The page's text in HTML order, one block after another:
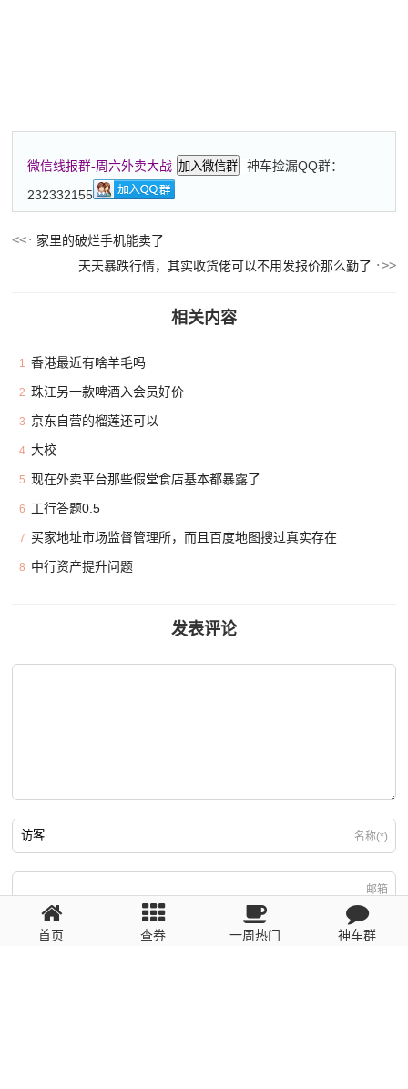
微信线报群-周六外卖大战 加入微信群
神车捡漏QQ群：
232332155
家里的破烂手机能卖了
天天暴跌行情，其实收货佬可以不用发报价那么勤了
相关内容
1 香港最近有啥羊毛吗
2 珠江另一款啤酒入会员好价
3 京东自营的榴莲还可以
4 大校
5 现在外卖平台那些假堂食店基本都暴露了
6 工行答题0.5
7 买家地址市场监督管理所，而且百度地图搜过真实存在
8 中行资产提升问题
发表评论
名称(*)
邮箱
回复需填写必要信息
首页 查券 一周热门 神车群